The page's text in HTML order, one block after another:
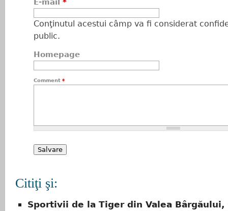
E-mail *
Conţinutul acestui câmp va fi considerat
public.
Homepage
Comment *
Citiţi şi:
Sportivii de la Tiger din Valea Bârgăului,